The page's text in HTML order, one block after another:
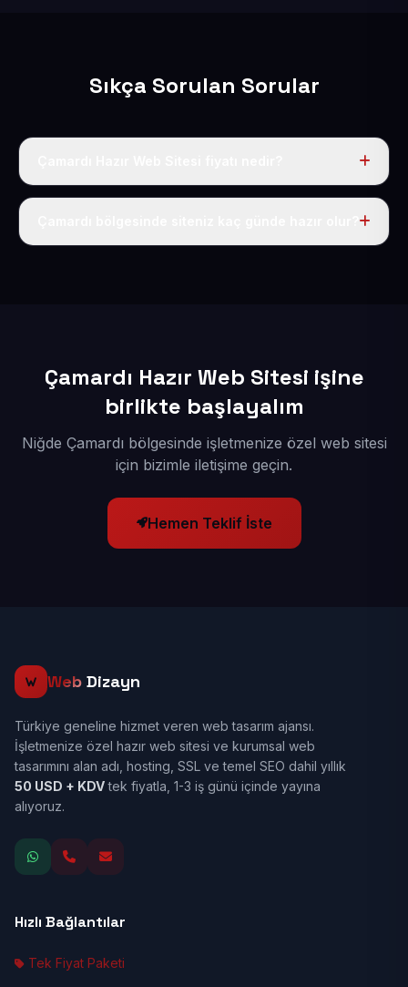
Sıkça Sorulan Sorular
Tek fiyat uygulanır: yıllık 50 USD + KDV. Bu bedele alan
Çamardı Hazır Web Sitesi işine
birlikte başlayalım
Niğde Çamardı bölgesinde işletmenize özel web sitesi
için bizimle iletişime geçin.
Hemen Teklif İste
Web Dizayn
Türkiye geneline hizmet veren web tasarım ajansı.
İşletmenize özel hazır web sitesi ve kurumsal web
tasarımını alan adı, hosting, SSL ve temel SEO dahil yıllık
50 USD + KDVtek fiyatla, 1-3 iş günü içinde yayına
alıyoruz.
Hızlı Bağlantılar
Tek Fiyat Paketi